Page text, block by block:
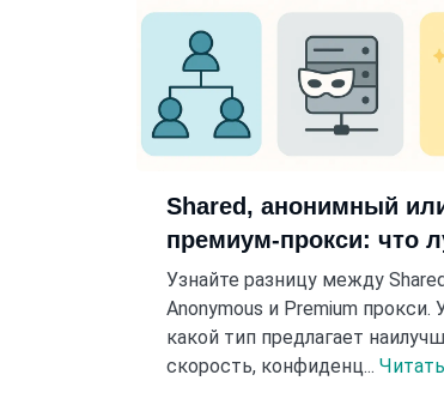
Shared, анонимный
премиум-прокси: что
Узнайте разницу между
Anonymous и Premium прокси.
какой тип предлагает
скорость, конфиденц...